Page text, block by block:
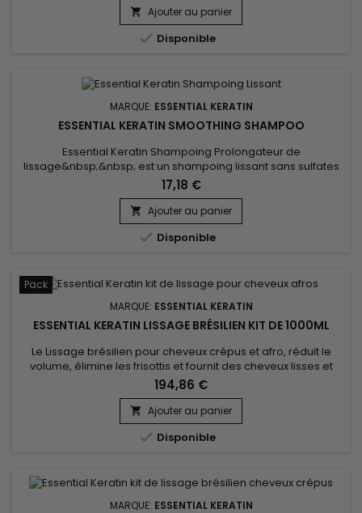
protéines de Soie.&nbsp; Ce duo de soins Essential Keratin
amplifie l'effet du lissage, protège et nourrit intensément les...
 Ajouter au panier
 Disponible
MARQUE: ESSENTIAL KERATIN
ESSENTIAL KERATIN SMOOTHING SHAMPOO
Essential Keratin Shampoing Prolongateur de
lissage&nbsp;&nbsp; est un shampoing lissant sans sulfates
qui lave en douceur et nourrit la chevelure.&nbsp; Cette
formule très douce enrichie en Kératine et protéines de Soie
revitalise, hydrate et démêle les cheveux. &nbsp;Essential
Keratin&nbsp; Shampoing Prolongateur de lissage laisse vos
cheveux...
17,18 €
 Ajouter au panier
 Disponible
Pack
MARQUE: ESSENTIAL KERATIN
ESSENTIAL KERATIN LISSAGE BRÉSILIEN KIT DE 1000ML
Le Lissage brésilien pour cheveux crépus et afro, réduit le
volume, élimine les frisottis et fournit des cheveux lisses et
contrôlés jusqu'à 5 mois. Essential Keratin Lissage Brésilien
cheveux crépus est un soin hautement réparateur pour les
cheveux secs, dévitalisés, poreux. Enrichie en protéine, en
kératine, en Aloe Vera et huile de macadamia le...
194,86 €
 Ajouter au panier
 Disponible
MARQUE: ESSENTIAL KERATIN